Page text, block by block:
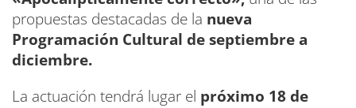
propuestas destacadas de la nueva
Programación Cultural de septiembre a
diciembre.
La actuación tendrá lugar el próximo 18 de